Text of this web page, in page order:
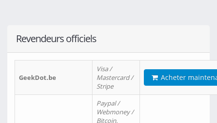
Revendeurs officiels
GeekDot.be
Visa /
Mastercard /
Stripe
Acheter
Paypal /
Webmoney /
Bitcoin,